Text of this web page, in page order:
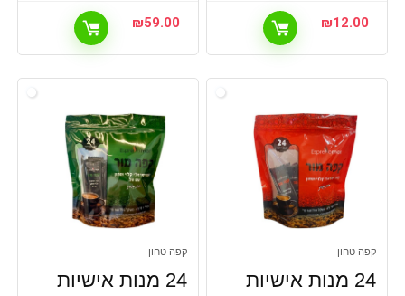
₪12.00
₪59.00
קפה טחון
24 מנות אישיות
קפה טחון
24 מנות אישיות